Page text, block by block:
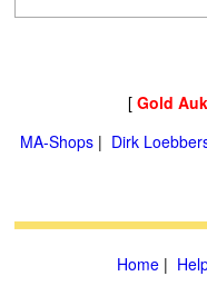
[ Gold
MA-Shops | Dirk
Home |